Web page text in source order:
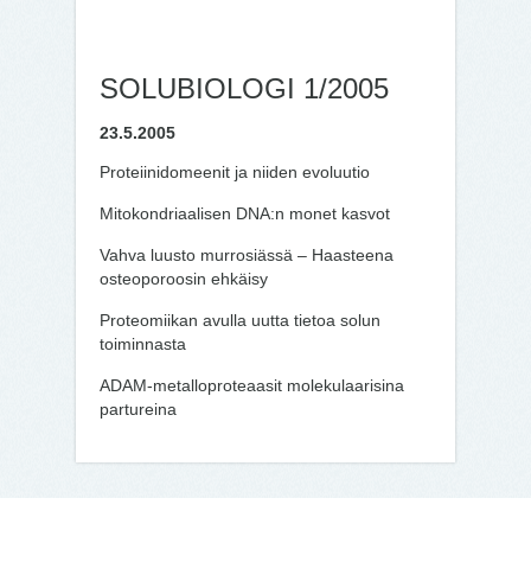
SOLUBIOLOGI 1/2005
23.5.2005
Proteiinidomeenit ja niiden evoluutio
Mitokondriaalisen DNA:n monet kasvot
Vahva luusto murrosiässä – Haasteena
osteoporoosin ehkäisy
Proteomiikan avulla uutta tietoa solun
toiminnasta
ADAM-metalloproteaasit molekulaarisina
partureina